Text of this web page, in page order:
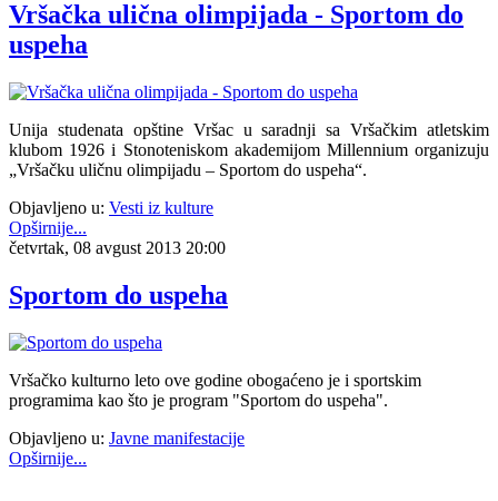
Vršačka ulična olimpijada - Sportom do
uspeha
Unija studenata opštine Vršac u saradnji sa Vršačkim atletskim
klubom 1926 i Stonoteniskom akademijom Millennium organizuju
„Vršačku uličnu olimpijadu – Sportom do uspeha“.
Objavljeno u: Vesti iz kulture
Opširnije...
četvrtak, 08 avgust 2013 20:00
Sportom do uspeha
Vršačko kulturno leto ove godine obogaćeno je i sportskim
programima kao što je program "Sportom do uspeha".
Objavljeno u: Javne manifestacije
Opširnije...